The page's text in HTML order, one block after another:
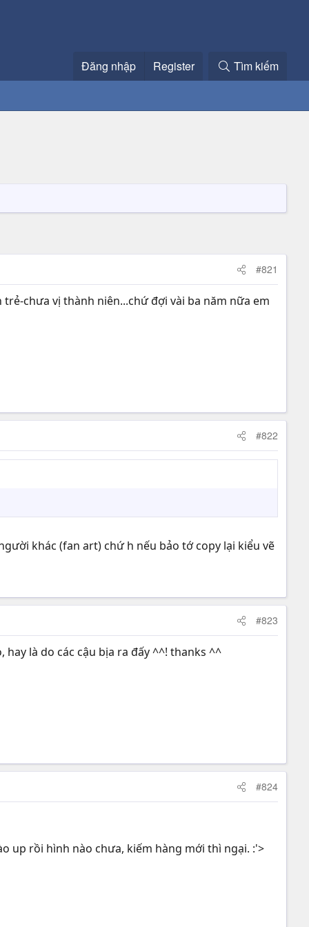
Đăng nhập Register Tìm kiếm
#821
chưa vị thành niên...chứ đợi vài ba năm nữa em
#822
khác (fan art) chứ h nếu bảo tớ copy lại kiểu vẽ
#823
là do các cậu bịa ra đấy ^^! thanks ^^
#824
up rồi hình nào chưa, kiếm hàng mới thì ngại. :'>